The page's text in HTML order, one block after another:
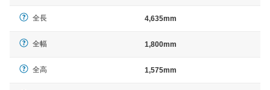
全長 4,635mm
全幅 1,800mm
全高 1,575mm